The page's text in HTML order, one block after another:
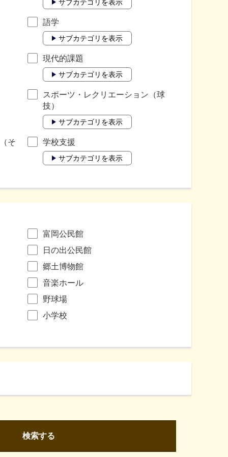
サブカテゴリを表示
語学
サブカテゴリを表示
現代的課題
サブカテゴリを表示
スポーツ・レクリエーション（球
技）
サブカテゴリを表示
そ 学校支援
サブカテゴリを表示
富岡公民館
日の出公民館
郷土博物館
音楽ホール
野球場
小学校
検索する